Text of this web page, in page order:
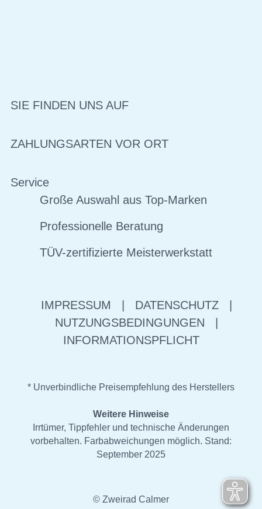
SIE FINDEN UNS AUF
ZAHLUNGSARTEN VOR ORT
Service
Große Auswahl aus Top-Marken
Professionelle Beratung
TÜV-zertifizierte Meisterwerkstatt
IMPRESSUM DATENSCHUTZ
NUTZUNGSBEDINGUNGEN
INFORMATIONSPFLICHT
* Unverbindliche Preisempfehlung des Herstellers
Weitere Hinweise
Irrtümer, Tippfehler und technische Änderungen
vorbehalten. Farbabweichungen möglich. Stand:
September 2025
© Zweirad Calmer